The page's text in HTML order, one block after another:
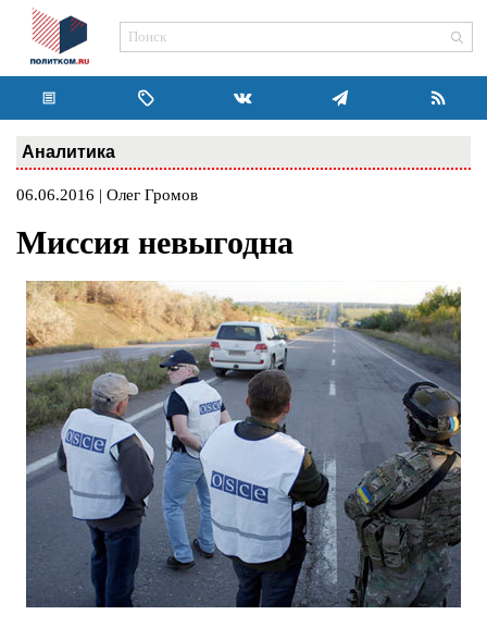
Аналитика
06.06.2016 | Олег Громов
Миссия невыгодна